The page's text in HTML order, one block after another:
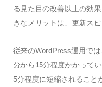
る見た目の改善以上の効
きなメリットは、更新スピ
従来のWordPress運用で
分から15分程度かかって
5分程度に短縮されること